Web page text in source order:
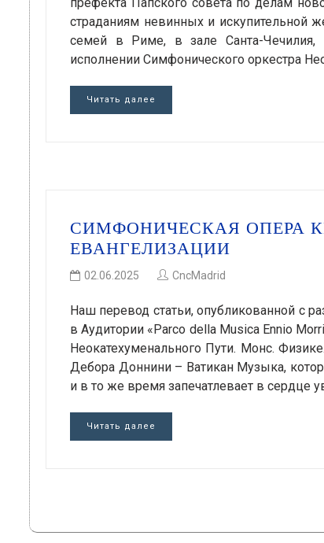
страданиям невинных и искупительной
семей в Риме, в зале Санта-Чечилия,
исполнении Симфонического оркестра
Читать далее
СИМФОНИЧЕСКАЯ ОПЕРА
ЕВАНГЕЛИЗАЦИИ
02.06.2025 CncMadrid
Наш перевод статьи, опубликованной с
в Аудитории «Parco della Musica Ennio
Неокатехуменального Пути. Монс.
Дебора Доннини – Ватикан Музыка,
и в то же время запечатлевает в сердце
Читать далее